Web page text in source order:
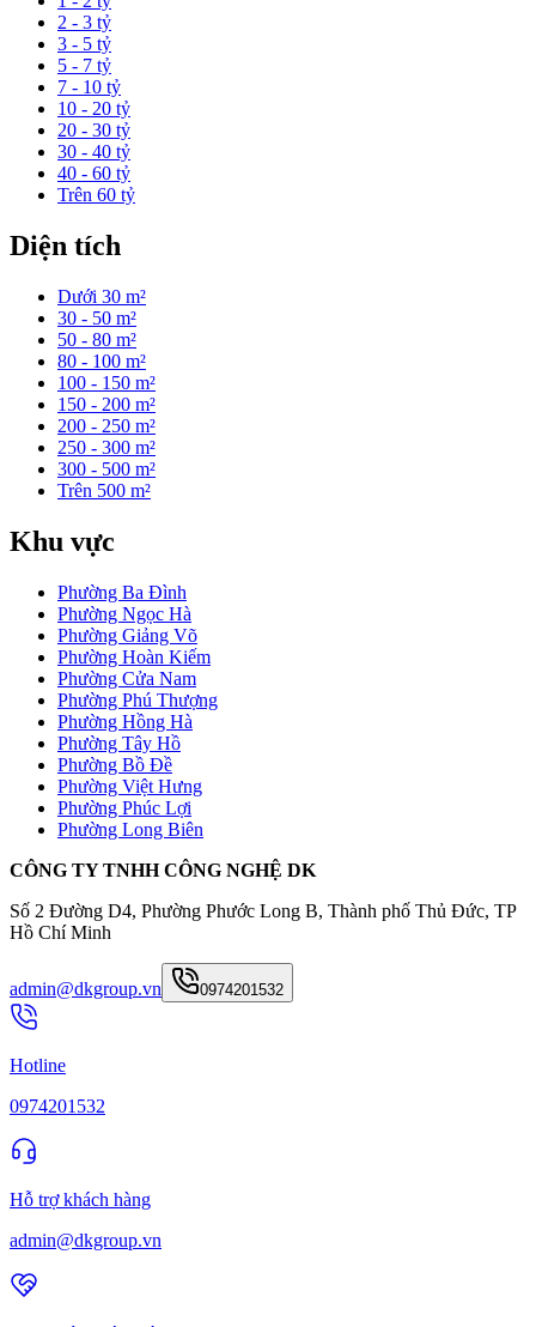
2 - 3 tỷ
3 - 5 tỷ
5 - 7 tỷ
7 - 10 tỷ
10 - 20 tỷ
20 - 30 tỷ
30 - 40 tỷ
40 - 60 tỷ
Trên 60 tỷ
Diện tích
Dưới 30 m²
30 - 50 m²
50 - 80 m²
80 - 100 m²
100 - 150 m²
150 - 200 m²
200 - 250 m²
250 - 300 m²
300 - 500 m²
Trên 500 m²
Khu vực
Phường Ba Đình
Phường Ngọc Hà
Phường Giảng Võ
Phường Hoàn Kiếm
Phường Cửa Nam
Phường Phú Thượng
Phường Hồng Hà
Phường Tây Hồ
Phường Bồ Đề
Phường Việt Hưng
Phường Phúc Lợi
Phường Long Biên
CÔNG TY TNHH CÔNG NGHỆ DK
Số 2 Đường D4, Phường Phước Long B, Thành phố Thủ Đức, TP
Hồ Chí Minh
admin@dkgroup.vn 0974201532
Hotline
0974201532
Hỗ trợ khách hàng
admin@dkgroup.vn